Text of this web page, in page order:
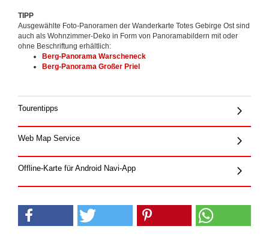
TIPP
Ausgewählte Foto-Panoramen der Wanderkarte Totes Gebirge Ost sind
auch als Wohnzimmer-Deko in Form von Panoramabildern mit oder
ohne Beschriftung erhältlich:
Berg-Panorama Warscheneck
Berg-Panorama Großer Priel
Tourentipps
Web Map Service
Offline-Karte für Android Navi-App